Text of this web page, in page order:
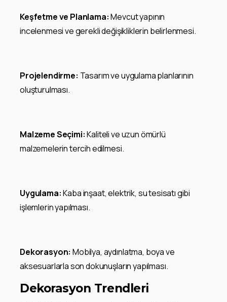
Keşfetme ve Planlama:Mevcut yapının
incelenmesi ve gerekli değişikliklerin belirlenmesi.
Projelendirme: Tasarım ve uygulama planlarının
oluşturulması.
Malzeme Seçimi:Kaliteli ve uzun ömürlü
malzemelerin tercih edilmesi.
Uygulama:Kaba inşaat, elektrik, su tesisatı gibi
işlemlerin yapılması.
Dekorasyon: Mobilya, aydınlatma, boya ve
aksesuarlarla son dokunuşların yapılması.
Dekorasyon Trendleri